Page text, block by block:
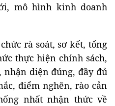
mô hình kinh doanh
rà soát, sơ kết, tổng
thực hiện chính sách,
diện đúng, đầy đủ
điểm nghẽn, rào cản
nhất nhận thức về